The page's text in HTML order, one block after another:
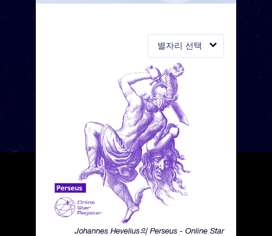
별자리 선택
Johannes Hevelius의 Perseus - Online Star